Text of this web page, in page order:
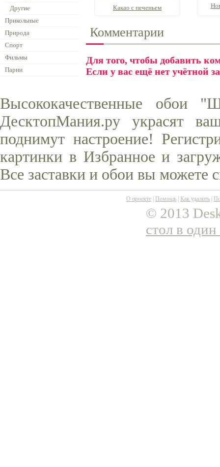
Другие
Прикольные
Природа
Спорт
Фильмы
Парни
Какао с печеньем
Комментарии
Для того, чтобы добавить
Если у вас ещё нет учётной
Высококачественные обои
ДесктопМания.ру украсят
поднимут настроение!
картинки в Избранное и
Все заставки и обои вы можете
О проекте Помощь Как удалить
© 2013
стол в